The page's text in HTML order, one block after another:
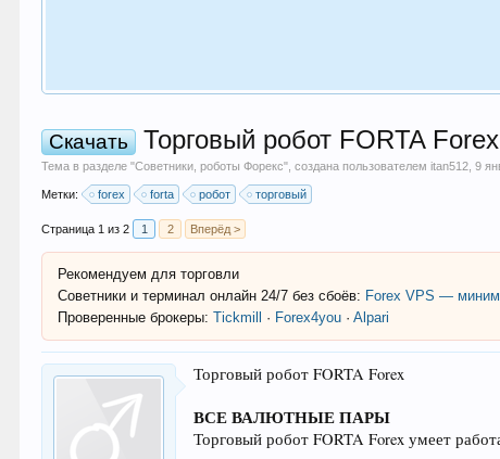
Скачать Торговый робот FORTA
Тема в разделе "Советники, роботы Форекс", создана пользователемitan512 ,9
Метки: forex forta робот торговый
Страница 1 из 2 1 2 Вперёд >
Рекомендуем для торговли
Советники и терминал онлайн 24/7 без сбоёв: Forex VPS —
Проверенные брокеры: Tickmill · Forex4you ·Alpari
Торговый робот FORTA Forex
ВСЕ ВАЛЮТНЫЕ ПАРЫ
Торговый робот FORTA Forex умеет